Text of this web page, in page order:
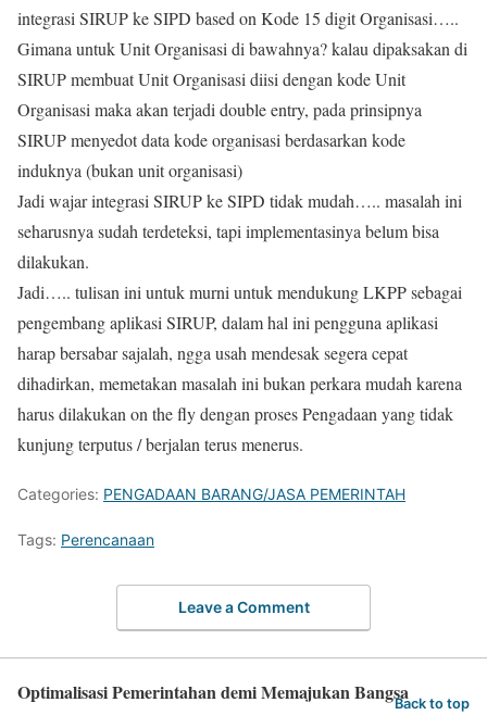
integrasi SIRUP ke SIPD based on Kode 15 digit Organisasi…..
Gimana untuk Unit Organisasi di bawahnya? kalau dipaksakan di
SIRUP membuat Unit Organisasi diisi dengan kode Unit
Organisasi maka akan terjadi double entry, pada prinsipnya
SIRUP menyedot data kode organisasi berdasarkan kode
induknya (bukan unit organisasi)
Jadi wajar integrasi SIRUP ke SIPD tidak mudah….. masalah ini
seharusnya sudah terdeteksi, tapi implementasinya belum bisa
dilakukan.
Jadi….. tulisan ini untuk murni untuk mendukung LKPP sebagai
pengembang aplikasi SIRUP, dalam hal ini pengguna aplikasi
harap bersabar sajalah, ngga usah mendesak segera cepat
dihadirkan, memetakan masalah ini bukan perkara mudah karena
harus dilakukan on the fly dengan proses Pengadaan yang tidak
kunjung terputus / berjalan terus menerus.
Categories: PENGADAAN BARANG/JASA PEMERINTAH
Tags: Perencanaan
Leave a Comment
Optimalisasi Pemerintahan demi Memajukan BangsaBack to top